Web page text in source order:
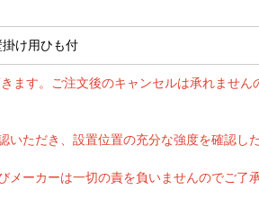
け用ひも付
ます。ご注文後のキャンセルは承れません
いただき、設置位置の充分な強度を確認し
ーカーは一切の責を負いませんのでご了